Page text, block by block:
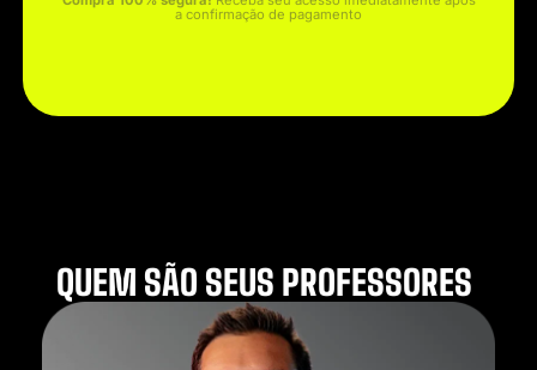
a confirmação de pagamento
QUEM SÃO SEUS PROFESSORES